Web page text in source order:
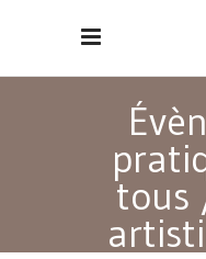
tous